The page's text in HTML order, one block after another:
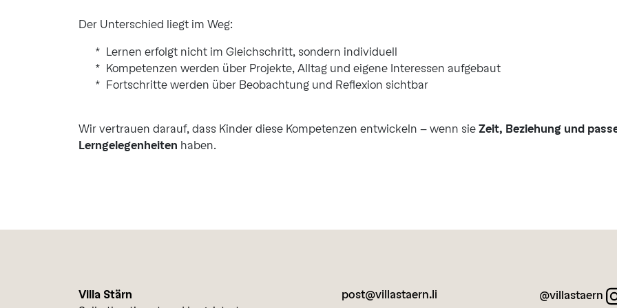
Der Unterschied liegt im Weg:
Lernen erfolgt nicht im Gleichschritt, sondern individuell
Kompetenzen werden über Projekte, Alltag und eigene Interessen aufgebaut
Fortschritte werden über Beobachtung und Reflexion sichtbar
Wir vertrauen darauf, dass Kinder diese Kompetenzen entwickeln – wenn sie Zeit, Beziehung und
Lerngelegenheiten haben.
Villa Stärn
post@villastaern.li @villastaern